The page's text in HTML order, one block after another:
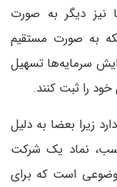
دیگر به صورت
به صورت مستقیم
سرمایه‌ها تسهیل
را ثبت کنند.
زیرا بعضا به دلیل
نماد یک شرکت
موضوعی است که برای